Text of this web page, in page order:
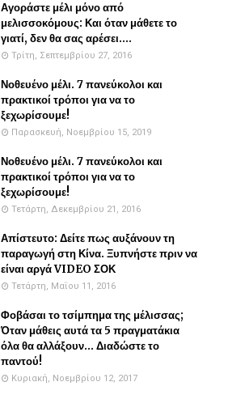
Αγοράστε μέλι μόνο από
μελισσοκόμους: Και όταν μάθετε το
γιατί, δεν θα σας αρέσει....
Τρίτη, Σεπτεμβρίου 27, 2016
Νοθευένο μέλι. 7 πανεύκολοι και
πρακτικοί τρόποι για να το
ξεχωρίσουμε!
Παρασκευή, Νοεμβρίου 15, 2019
Νοθευένο μέλι. 7 πανεύκολοι και
πρακτικοί τρόποι για να το
ξεχωρίσουμε!
Τετάρτη, Δεκεμβρίου 21, 2016
Απίστευτο: Δείτε πως αυξάνουν τη
παραγωγή στη Κίνα. Ξυπνήστε πριν να
είναι αργά VIDEO ΣΟΚ
Τετάρτη, Μαΐου 11, 2016
Φοβάσαι το τσίμπημα της μέλισσας;
Όταν μάθεις αυτά τα 5 πραγματάκια
όλα θα αλλάξουν... Διαδώστε το
παντού!
Κυριακή, Νοεμβρίου 12, 2017